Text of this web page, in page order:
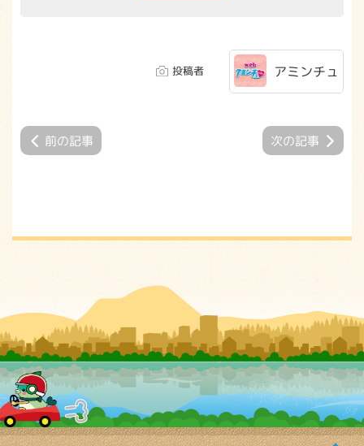
投稿者 アミンチュ
前の記事 次の記事